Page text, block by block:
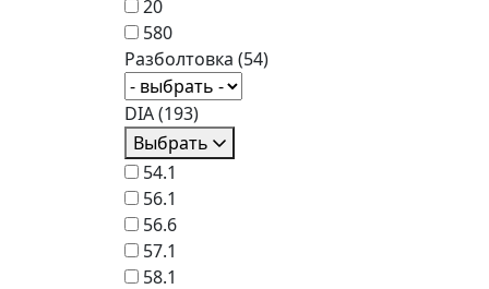
20
580
Разболтовка (54)
DIA(193)
Выбрать
54.1
56.1
56.6
57.1
58.1